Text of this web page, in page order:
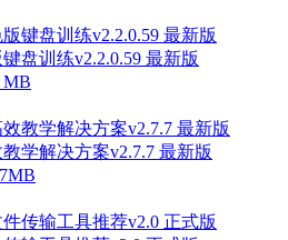
盘训练v2.2.0.59 最新版
MB
学解决方案v2.7.7 最新版